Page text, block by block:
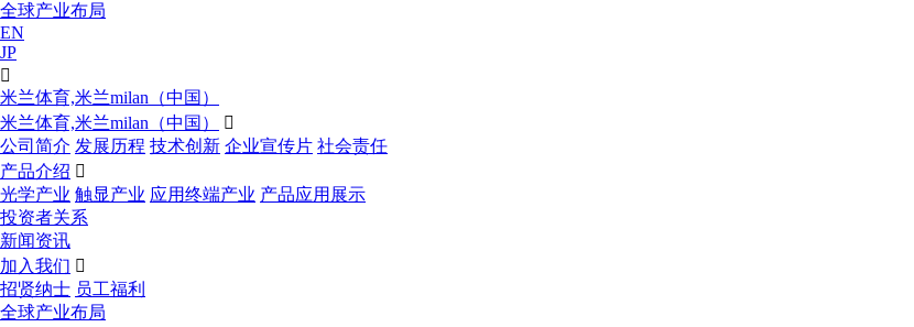
全球产业布局
EN
JP

米兰体育,米兰milan（中国）
米兰体育,米兰milan（中国）

公司简介 发展历程 技术创新 企业宣传片 社会责任
产品介绍 
光学产业 触显产业 应用终端产业 产品应用展示
投资者关系
新闻资讯
加入我们 
招贤纳士 员工福利
全球产业布局